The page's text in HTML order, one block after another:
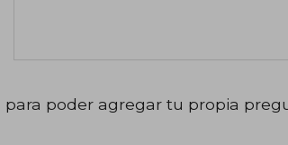
para poder agregar tu propia